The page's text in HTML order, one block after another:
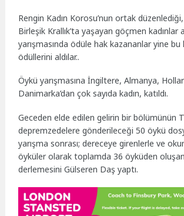
Rengin Kadın Korosu’nun ortak düzenlediği,
Birleşik Krallık’ta yaşayan göçmen kadınlar
yarışmasında ödüle hak kazananlar yine bu
ödüllerini aldılar..
Öykü yarışmasına İngiltere, Almanya,
Danimarka’dan çok sayıda kadın, katıldı.
Geceden elde edilen gelirin bir bölümünün
depremzedelere gönderileceği 50 öykü
yarışma sonrası; dereceye girenlerle ve
öyküler olarak toplamda 36 öyküden
derlemesini Gülseren Daş yaptı.